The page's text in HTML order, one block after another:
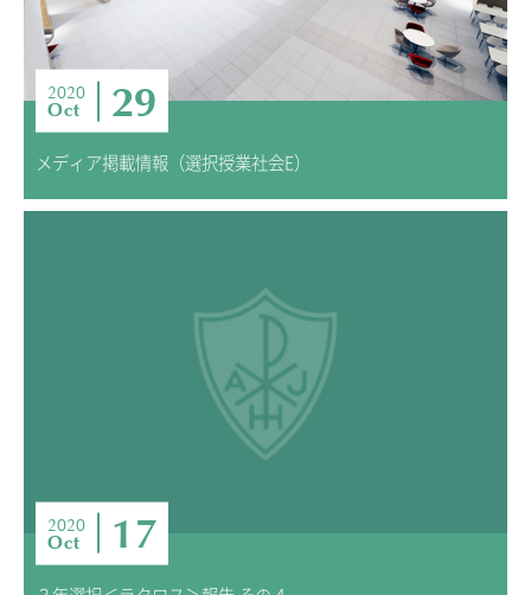
2020
Oct 29
メディア掲載情報（選択授業社会E）
2020
Oct 17